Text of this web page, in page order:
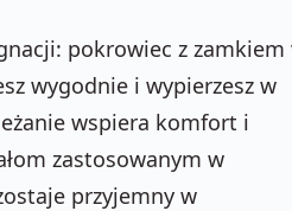
pokrowiec z zamkiem
wygodnie i wypierzesz w
wspiera komfort i
zastosowanym w
przyjemny w